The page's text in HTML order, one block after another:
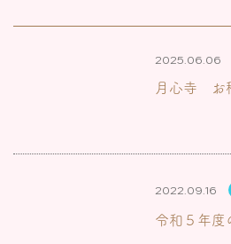
2025.06.06
月心寺 お
2022.09.16
令和５年度